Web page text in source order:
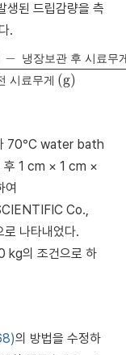
생된 드립감량을 측
.
− 냉장보관 후 시료무
시 료무게 (g)
시료무게g냉장보관 전 시
70°C water bath
후 1 cm × 1 cm ×
여
Co.,
나타내었다.
kg의 조건으로 하
의 방법을 수정하